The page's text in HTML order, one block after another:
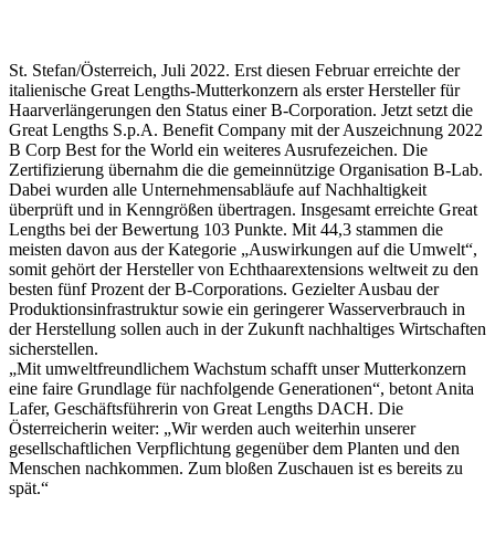
St. Stefan/Österreich, Juli 2022. Erst diesen Februar erreichte der
italienische Great Lengths-Mutterkonzern als erster Hersteller für
Haarverlängerungen den Status einer B-Corporation. Jetzt setzt die
Great Lengths S.p.A. Benefit Company mit der Auszeichnung 2022
B Corp Best for the World ein weiteres Ausrufezeichen. Die
Zertifizierung übernahm die die gemeinnützige Organisation B-Lab.
Dabei wurden alle Unternehmensabläufe auf Nachhaltigkeit
überprüft und in Kenngrößen übertragen. Insgesamt erreichte Great
Lengths bei der Bewertung 103 Punkte. Mit 44,3 stammen die
meisten davon aus der Kategorie „Auswirkungen auf die Umwelt“,
somit gehört der Hersteller von Echthaarextensions weltweit zu den
besten fünf Prozent der B-Corporations. Gezielter Ausbau der
Produktionsinfrastruktur sowie ein geringerer Wasserverbrauch in
der Herstellung sollen auch in der Zukunft nachhaltiges Wirtschaften
sicherstellen.
„Mit umweltfreundlichem Wachstum schafft unser Mutterkonzern
eine faire Grundlage für nachfolgende Generationen“, betont Anita
Lafer, Geschäftsführerin von Great Lengths DACH. Die
Österreicherin weiter: „Wir werden auch weiterhin unserer
gesellschaftlichen Verpflichtung gegenüber dem Planten und den
Menschen nachkommen. Zum bloßen Zuschauen ist es bereits zu
spät.“